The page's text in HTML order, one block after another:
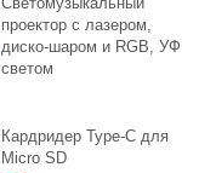
проектор с лазером,
диско-шаром и RGB, УФ
светом
Кардридер Type-C для
Micro SD